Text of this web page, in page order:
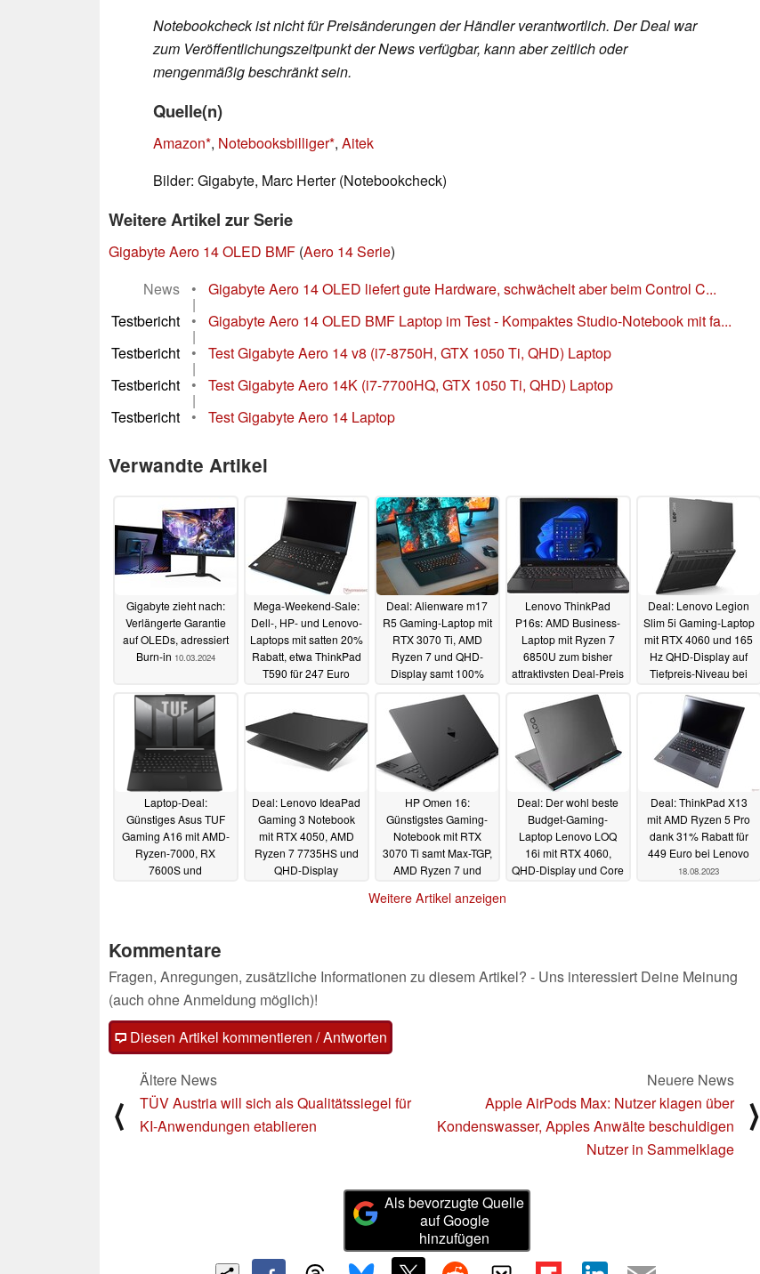
Notebookcheck ist nicht für Preisänderungen der Händler verantwortlich. Der Deal war
zum Veröffentlichungszeitpunkt der News verfügbar, kann aber zeitlich oder
mengenmäßig beschränkt sein.
Quelle(n)
Amazon , Notebooksbilliger , Aitek
Bilder: Gigabyte, Marc Herter (Notebookcheck)
Weitere Artikel zur Serie
Gigabyte Aero 14 OLED BMF (Aero 14 Serie)
News
• Gigabyte Aero 14 OLED liefert gute Hardware, schwächelt aber beim Control C...
|
Testbericht
• Gigabyte Aero 14 OLED BMF Laptop im Test - Kompaktes Studio-Notebook mit fa...
|
Testbericht
• Test Gigabyte Aero 14 v8 (i7-8750H, GTX 1050 Ti, QHD) Laptop
|
Testbericht
• Test Gigabyte Aero 14K (i7-7700HQ, GTX 1050 Ti, QHD) Laptop
|
Testbericht
• Test Gigabyte Aero 14 Laptop
Verwandte Artikel
Gigabyte zieht nach:
Verlängerte Garantie
auf OLEDs, adressiert
Burn-in 10.03.2024
Mega-Weekend-Sale:
Dell-, HP- und Lenovo-
Laptops mit satten 20%
Rabatt, etwa ThinkPad
T590 für 247 Euro
Deal: Alienware m17
R5 Gaming-Laptop mit
RTX 3070 Ti, AMD
Ryzen 7 und QHD-
Display samt 100%
nie bei Dell
25.08.2023
Lenovo ThinkPad
P16s: AMD Business-
Laptop mit Ryzen 7
6850U zum bisher
attraktivsten Deal-Preis
Deal: Lenovo Legion
Slim 5i Gaming-Laptop
mit RTX 4060 und 165
Hz QHD-Display auf
Tiefpreis-Niveau bei
Laptop-Deal:
Günstiges Asus TUF
Gaming A16 mit AMD-
Ryzen-7000, RX
7600S und
Deal: Lenovo IdeaPad
Gaming 3 Notebook
mit RTX 4050, AMD
Ryzen 7 7735HS und
QHD-Display
HP Omen 16:
Günstigstes Gaming-
Notebook mit RTX
3070 Ti samt Max-TGP,
AMD Ryzen 7 und
Deal-Preis bei
Deal: Der wohl beste
Budget-Gaming-
Laptop Lenovo LOQ
16i mit RTX 4060,
QHD-Display und Core
Deal: ThinkPad X13
mit AMD Ryzen 5 Pro
dank 31% Rabatt für
449 Euro bei Lenovo
18.08.2023
Weitere Artikel anzeigen
Kommentare
Fragen, Anregungen, zusätzliche Informationen zu diesem Artikel? - Uns interessiert Deine Meinung
(auch ohne Anmeldung möglich)!
Diesen Artikel kommentieren / Antworten
⟨
Ältere News
TÜV Austria will sich als Qualitätssiegel für
KI-Anwendungen etablieren
Neuere News
Apple AirPods Max: Nutzer klagen über
Kondenswasser, Apples Anwälte beschuldigen
Nutzer in Sammelklage
⟩
Als bevorzugte Quelle
auf Google
hinzufügen